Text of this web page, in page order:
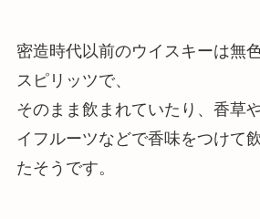
密造時代以前のウイスキーは無
スピリッツで、
そのまま飲まれていたり、香草
イフルーツなどで香味をつけて
たそうです。